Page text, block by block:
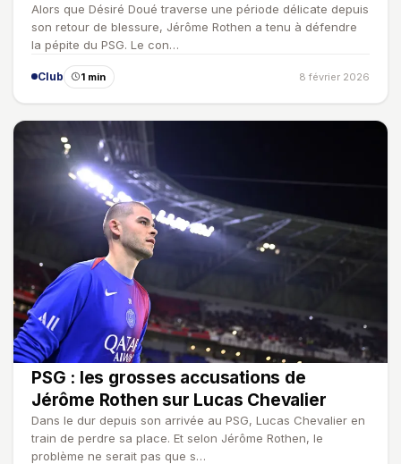
Alors que Désiré Doué traverse une période délicate depuis
son retour de blessure, Jérôme Rothen a tenu à défendre
la pépite du PSG. Le con…
Club 1 min 8 février 2026
PSG : les grosses accusations de
Jérôme Rothen sur Lucas Chevalier
Dans le dur depuis son arrivée au PSG, Lucas Chevalier en
train de perdre sa place. Et selon Jérôme Rothen, le
problème ne serait pas que s…